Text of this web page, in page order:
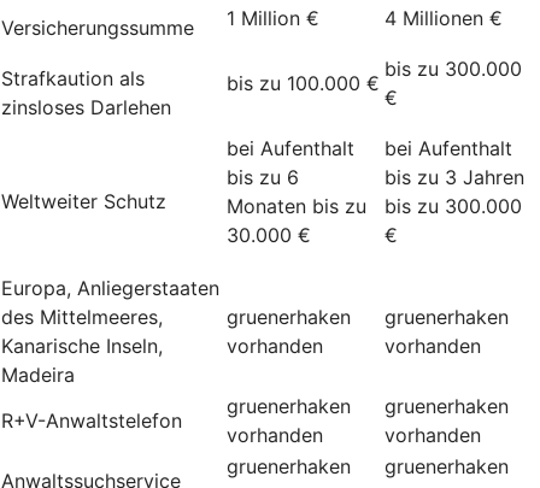
Versicherungssumme
1 Million € 4 Millionen €
Strafkaution als
zinsloses Darlehen
bis zu 100.000 €
bis zu 300.000
€
Weltweiter Schutz
bei Aufenthalt
bis zu 6
Monaten bis zu
30.000 €
bei Aufenthalt
bis zu 3 Jahren
bis zu 300.000
€
Europa, Anliegerstaaten
des Mittelmeeres,
Kanarische Inseln,
Madeira
gruenerhaken
vorhanden
gruenerhaken
vorhanden
R+V-Anwaltstelefon
gruenerhaken
vorhanden
gruenerhaken
vorhanden
Anwaltssuchservice
gruenerhaken
gruenerhaken